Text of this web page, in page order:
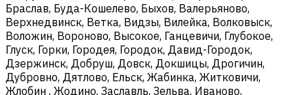
Браслав, Буда-Кошелево, Быхов, Валерьяново,
Верхнедвинск, Ветка, Видзы, Вилейка, Волковыск,
Воложин, Вороново, Высокое, Ганцевичи, Глубокое,
Глуск, Горки, Городея, Городок, Давид-Городок,
Дзержинск, Добруш, Довск, Докшицы, Дрогичин,
Дубровно, Дятлово, Ельск, Жабинка, Житковичи,
Жлобин , Жодино, Заславль, Зельва, Иваново,